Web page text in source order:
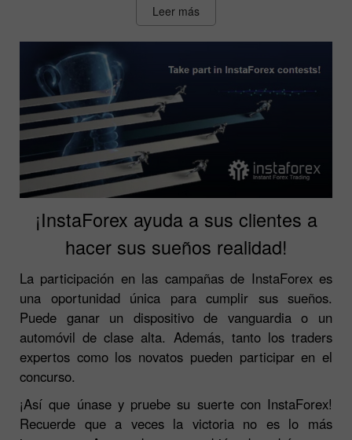
Leer más
¡InstaForex ayuda a sus clientes a
hacer sus sueños realidad!
La participación en las campañas de InstaForex es
una oportunidad única para cumplir sus sueños.
Puede ganar un dispositivo de vanguardia o un
automóvil de clase alta. Además, tanto los traders
expertos como los novatos pueden participar en el
concurso.
¡Así que únase y pruebe su suerte con InstaForex!
Recuerde que a veces la victoria no es lo más